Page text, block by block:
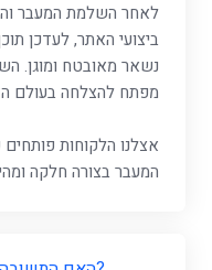
לאחר השלמת המעבר
ביצועי האתר, לעדכן
נשאר מאובטח ומוגן.
מפתח להצלחה בעולם
אצלנו הלקוחות
המעבר בצורה חלקה